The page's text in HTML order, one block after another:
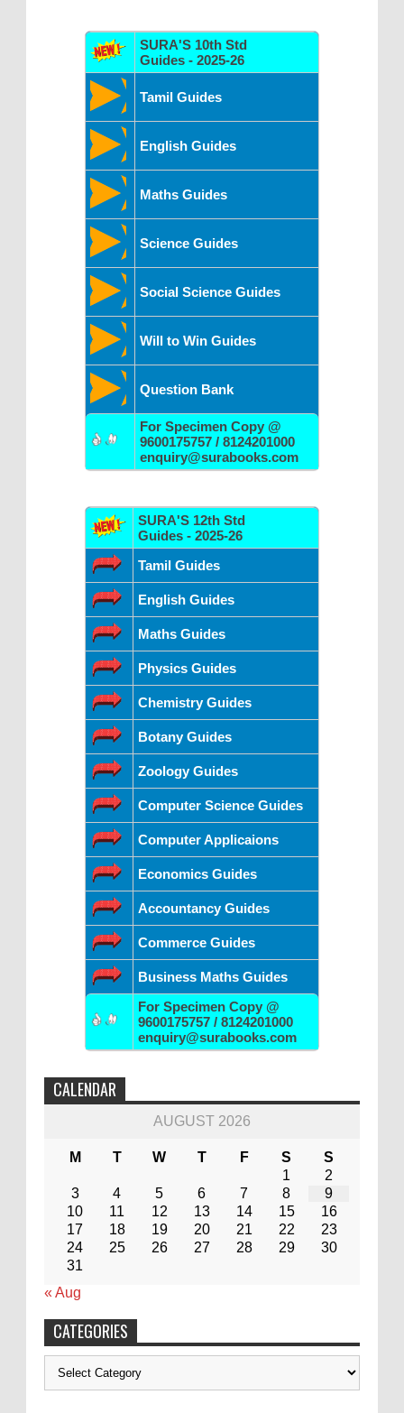
SURA'S 10th Std
Guides - 2025-26
Tamil Guides
English Guides
Maths Guides
Science Guides
Social Science Guides
Will to Win Guides
Question Bank
For Specimen Copy @
9600175757 / 8124201000
enquiry@surabooks.com
SURA'S 12th Std
Guides - 2025-26
Tamil Guides
English Guides
Maths Guides
Physics Guides
Chemistry Guides
Botany Guides
Zoology Guides
Computer Science Guides
Computer Applicaions
Economics Guides
Accountancy Guides
Commerce Guides
Business Maths Guides
For Specimen Copy @
9600175757 / 8124201000
enquiry@surabooks.com
CALENDAR
AUGUST 2026
M T W T F S
S
1
2
3
4 5 6 7 8
9
10
11 12 13 14 15
16
17
18 19 20 21 22
23
24
25 26 27 28 29
30
31
« Aug
CATEGORIES
Categories